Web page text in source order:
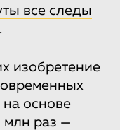
все следы
.
изобретение
основе
млн раз —